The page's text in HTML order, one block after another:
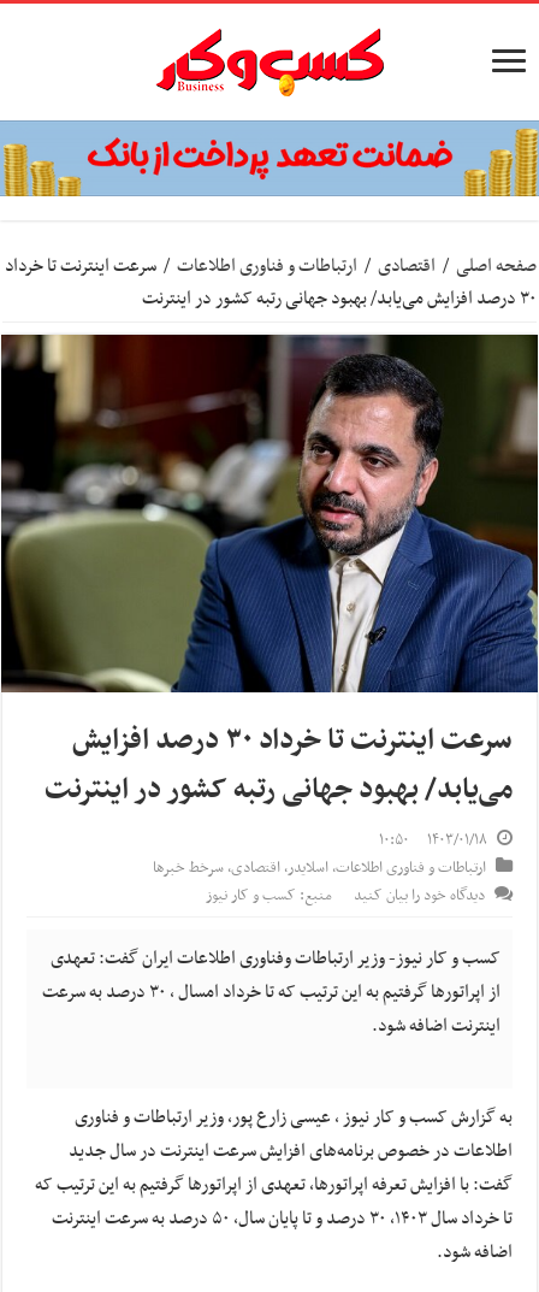
صفحه اصلی / اقتصادی / ارتباطات و فناوری اطلاعات / سرعت اینترنت تا خرداد
۳۰ درصد افزایش می‌یابد/ بهبود جهانی رتبه کشور در اینترنت
سرعت اینترنت تا خرداد ۳۰ درصد افزایش
می‌یابد/ بهبود جهانی رتبه کشور در اینترنت
۱۴۰۳/۰۱/۱۸
۱۰:۵۰
ارتباطات و فناوری اطلاعات,اسلایدر,اقتصادی,سرخط خبرها
دیدگاه خود را بیان کنید
منبع: کسب و کار نیوز
کسب و کار نیوز- وزیر ارتباطات وفناوری اطلاعات ایران گفت: تعهدی
از اپراتورها گرفتیم به این ترتیب که تا خرداد امسال ، ۳۰ درصد به سرعت
اینترنت اضافه شود.
به گزارش کسب و کار نیوز ، عیسی زارع پور، وزیر ارتباطات و فناوری
اطلاعات در خصوص برنامه‌های افزایش سرعت اینترنت در سال جدید
گفت: با افزایش تعرفه اپراتورها، تعهدی از اپراتورها گرفتیم به این ترتیب که
تا خرداد سال ۱۴۰۳، ۳۰ درصد و تا پایان سال، ۵۰ درصد به سرعت اینترنت
اضافه شود.